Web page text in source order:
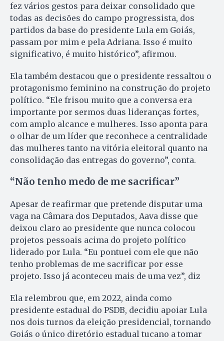
fez vários gestos para deixar consolidado que
todas as decisões do campo progressista, dos
partidos da base do presidente Lula em Goiás,
passam por mim e pela Adriana. Isso é muito
significativo, é muito histórico”, afirmou.
Ela também destacou que o presidente ressaltou o
protagonismo feminino na construção do projeto
político. “Ele frisou muito que a conversa era
importante por sermos duas lideranças fortes,
com amplo alcance e mulheres. Isso aponta para
o olhar de um líder que reconhece a centralidade
das mulheres tanto na vitória eleitoral quanto na
consolidação das entregas do governo”, conta.
“Não tenho medo de me sacrificar”
Apesar de reafirmar que pretende disputar uma
vaga na Câmara dos Deputados, Aava disse que
deixou claro ao presidente que nunca colocou
projetos pessoais acima do projeto político
liderado por Lula. “Eu pontuei com ele que não
tenho problemas de me sacrificar por esse
projeto. Isso já aconteceu mais de uma vez”, diz
Ela relembrou que, em 2022, ainda como
presidente estadual do PSDB, decidiu apoiar Lula
nos dois turnos da eleição presidencial, tornando
Goiás o único diretório estadual tucano a tomar